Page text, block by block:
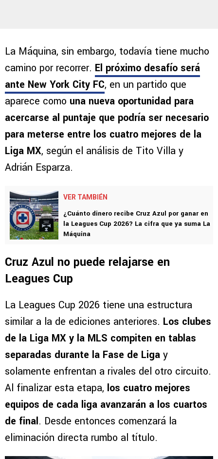
La Máquina, sin embargo, todavía tiene mucho
camino por recorrer. El próximo desafío será
ante New York City FC, en un partido que
aparece como una nueva oportunidad para
acercarse al puntaje que podría ser necesario
para meterse entre los cuatro mejores de la
Liga MX, según el análisis de Tito Villa y
Adrián Esparza.
VER TAMBIÉN
¿Cuánto dinero recibe Cruz Azul por ganar en
la Leagues Cup 2026? La cifra que ya suma La
Máquina
Cruz Azul no puede relajarse en
Leagues Cup
La Leagues Cup 2026 tiene una estructura
similar a la de ediciones anteriores. Los clubes
de la Liga MX y la MLS compiten en tablas
separadas durante la Fase de Liga y
solamente enfrentan a rivales del otro circuito.
Al finalizar esta etapa, los cuatro mejores
equipos de cada liga avanzarán a los cuartos
de final. Desde entonces comenzará la
eliminación directa rumbo al título.